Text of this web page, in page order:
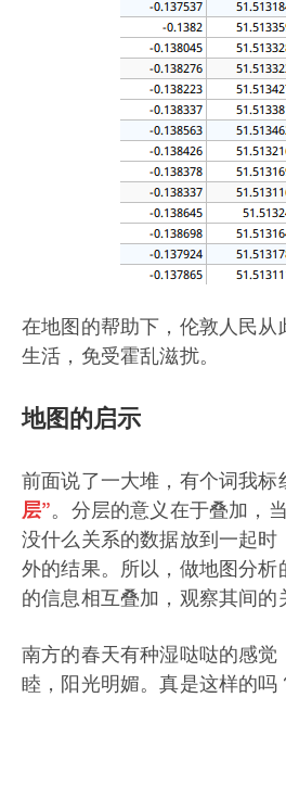
在地图的帮助下，伦敦人民从
生活，免受霍乱滋扰。
地图的启示
前面说了一大堆，有个词我标
层”。分层的意义在于叠加，
没什么关系的数据放到一起时
外的结果。所以，做地图分析
的信息相互叠加，观察其间的
南方的春天有种湿哒哒的感觉
睦，阳光明媚。真是这样的吗